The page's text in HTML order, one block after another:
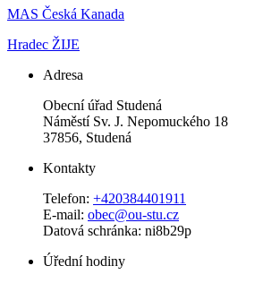
MAS Česká Kanada
Hradec ŽIJE
Adresa
Obecní úřad Studená
Náměstí Sv. J. Nepomuckého 18
37856, Studená
Kontakty
Telefon: +420384401911
E-mail: obec@ou-stu.cz
Datová schránka: ni8b29p
Úřední hodiny